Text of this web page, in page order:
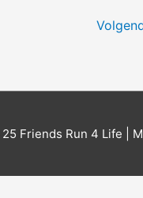
25 Friends Run 4 Life |